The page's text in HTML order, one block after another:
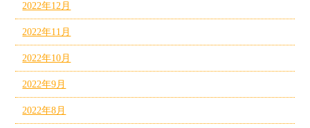
2022年12月
2022年11月
2022年10月
2022年9月
2022年8月